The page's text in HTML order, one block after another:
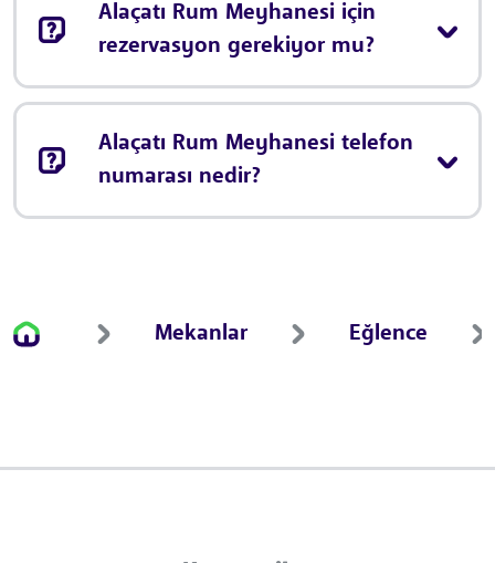
Alaçatı Rum Meyhanesi için
rezervasyon gerekiyor mu?
Alaçatı Rum Meyhanesi telefon
numarası nedir?
Mekanlar Eğlence